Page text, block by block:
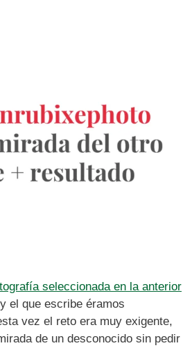
seleccionada en la anterior
el que escribe éramos
vez el reto era muy exigente,
de un desconocido sin pedir